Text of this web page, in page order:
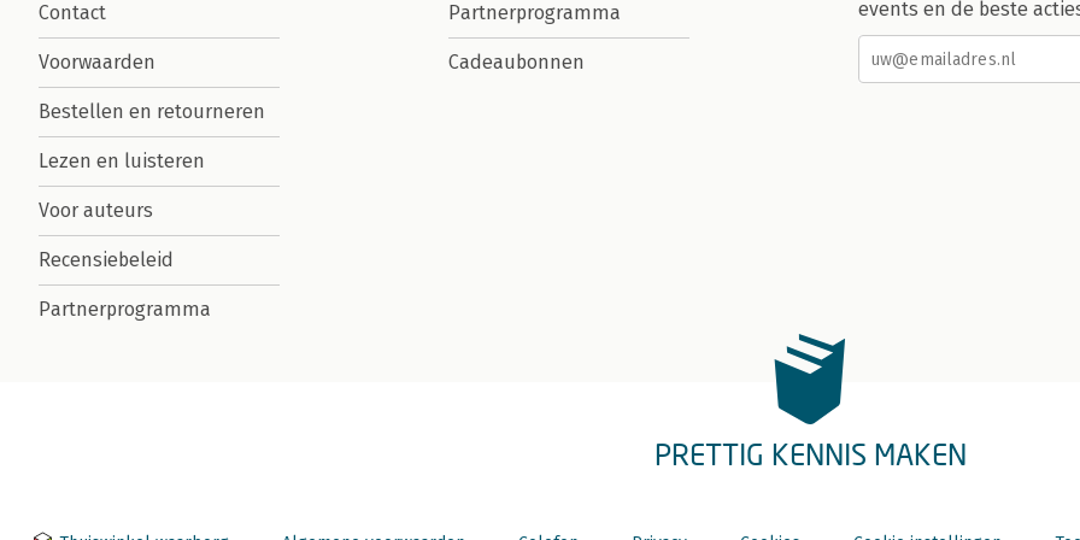
Contact
Voorwaarden
Bestellen en retourneren
Lezen en luisteren
Voor auteurs
Recensiebeleid
Partnerprogramma
Partnerprogramma
Cadeaubonnen
events en de beste
PRETTIG KENNIS MAKEN